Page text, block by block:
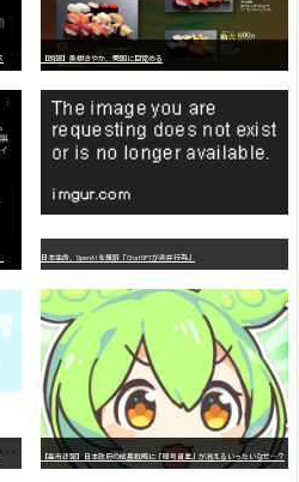
【朗報】美樹さやか、愛国に目覚める
日本生命、OpenAIを提訴「ChatGPTが非弁行為」
デ
トロイト・メタル・シティー ⇐これ、いまアニメ化したら、えらいことになってたよな？ 【高市悲報】日本政府の成長戦略に「暗号資産」が消えるいったいなぜ…？